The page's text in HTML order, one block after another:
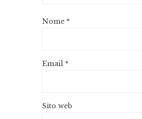
Nome *
Email *
Sito web